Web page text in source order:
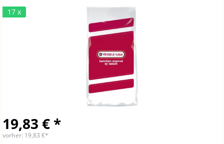
17 x
19,83 € *
vorher: 19,83 €*